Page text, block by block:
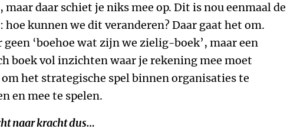
maar daar schiet je niks mee op. Dit is nou eenmaal de
hoe kunnen we dit veranderen? Daar gaat het om.
geen ‘boehoe wat zijn we zielig-boek’, maar een
boek vol inzichten waar je rekening mee moet
het strategische spel binnen organisaties te
en mee te spelen.
naar kracht dus…